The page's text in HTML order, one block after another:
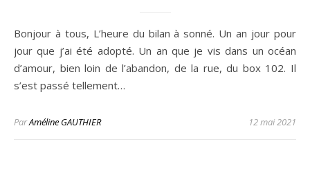
Bonjour à tous, L’heure du bilan à sonné. Un an jour pour
jour que j’ai été adopté. Un an que je vis dans un océan
d’amour, bien loin de l’abandon, de la rue, du box 102. Il
s’est passé tellement…
ParAméline GAUTHIER 12 mai 2021